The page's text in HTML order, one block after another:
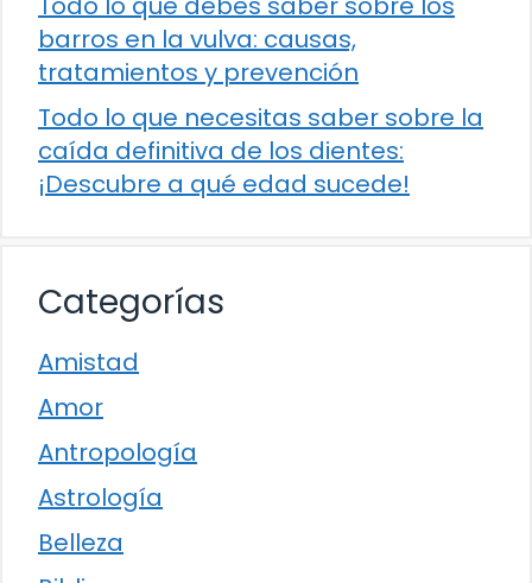
barros en la vulva: causas,
tratamientos y prevención
Todo lo que necesitas saber sobre la
caída definitiva de los dientes:
¡Descubre a qué edad sucede!
Categorías
Amistad
Amor
Antropología
Astrología
Belleza